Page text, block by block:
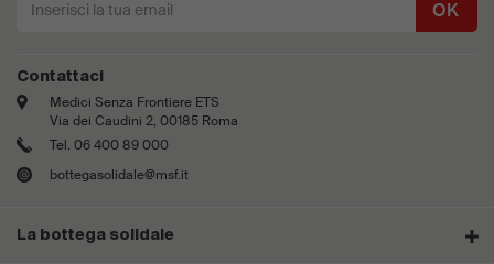
OK
Contattaci
Medici Senza Frontiere ETS
Via dei Caudini 2, 00185 Roma
Tel. 06 400 89 000
bottegasolidale@msf.it
La bottega solidale